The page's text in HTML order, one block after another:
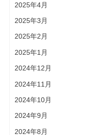
2025年4月
2025年3月
2025年2月
2025年1月
2024年12月
2024年11月
2024年10月
2024年9月
2024年8月